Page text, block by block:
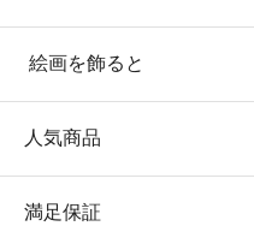
絵画を飾ると
人気商品
満足保証